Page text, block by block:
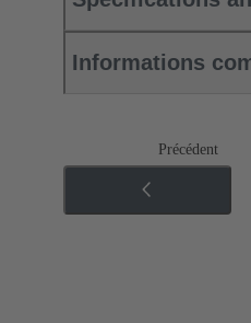
Informations
Précédent